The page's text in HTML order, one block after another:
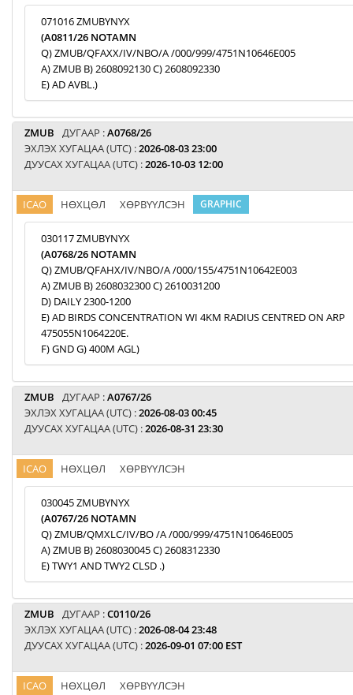
071016 ZMUBYNYX
(A0811/26 NOTAMN
Q) ZMUB/QFAXX/IV/NBO/A /000/999/4751N10646E005
A) ZMUB B) 2608092130 C) 2608092330
E) AD AVBL.)
ZMUB ДУГААР :A0768/26
ЭХЛЭХ ХУГАЦАА (UTC) :2026-08-03 23:00
ДУУСАХ ХУГАЦАА (UTC) :2026-10-03 12:00
ICAO НӨХЦӨЛ ХӨРВҮҮЛСЭН GRAPHIC
030117 ZMUBYNYX
(A0768/26 NOTAMN
Q) ZMUB/QFAHX/IV/NBO/A /000/155/4751N10642E003
A) ZMUB B) 2608032300 C) 2610031200
D) DAILY 2300-1200
E) AD BIRDS CONCENTRATION WI 4KM RADIUS CENTRED ON ARP
475055N1064220E.
F) GND G) 400M AGL)
ZMUB ДУГААР :A0767/26
ЭХЛЭХ ХУГАЦАА (UTC) :2026-08-03 00:45
ДУУСАХ ХУГАЦАА (UTC) :2026-08-31 23:30
ICAO НӨХЦӨЛ ХӨРВҮҮЛСЭН
030045 ZMUBYNYX
(A0767/26 NOTAMN
Q) ZMUB/QMXLC/IV/BO /A /000/999/4751N10646E005
A) ZMUB B) 2608030045 C) 2608312330
E) TWY1 AND TWY2 CLSD .)
ZMUB ДУГААР :C0110/26
ЭХЛЭХ ХУГАЦАА (UTC) :2026-08-04 23:48
ДУУСАХ ХУГАЦАА (UTC) :2026-09-01 07:00 EST
ICAO НӨХЦӨЛ ХӨРВҮҮЛСЭН